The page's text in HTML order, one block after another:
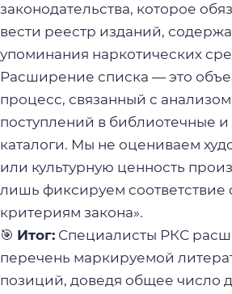
законодательства, которое
вести реестр изданий,
упоминания наркотических
Расширение списка — это
процесс, связанный с
поступлений в библиотечные и
каталоги. Мы не оцениваем
или культурную ценность
лишь фиксируем
критериям закона».
🎯 Итог: Специалисты РКС
перечень маркируемой
позиций, доведя общее число